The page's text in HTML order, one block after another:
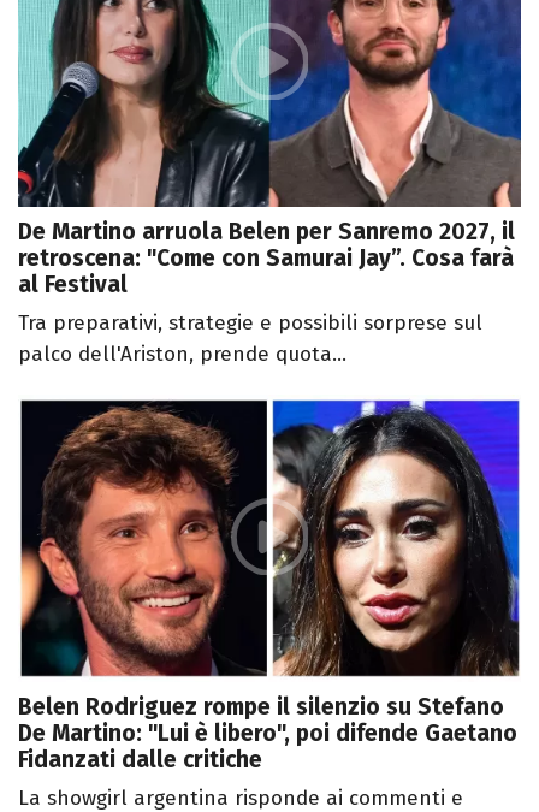
De Martino arruola Belen per Sanremo 2027, il
retroscena: "Come con Samurai Jay”. Cosa farà
al Festival
Tra preparativi, strategie e possibili sorprese sul
palco dell'Ariston, prende quota...
Belen Rodriguez rompe il silenzio su Stefano
De Martino: "Lui è libero", poi difende Gaetano
Fidanzati dalle critiche
La showgirl argentina risponde ai commenti e